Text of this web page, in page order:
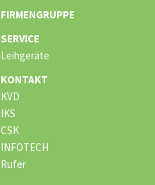
FIRMENGRUPPE
SERVICE
Leihgeräte
KONTAKT
KVD
IKS
CSK
INFOTECH
Rufer